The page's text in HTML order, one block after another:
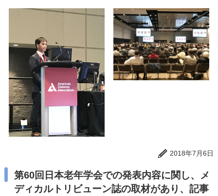
2018年7月6日
第60回日本老年学会での発表内容に関し、メ
ディカルトリビューン誌の取材があり、記事